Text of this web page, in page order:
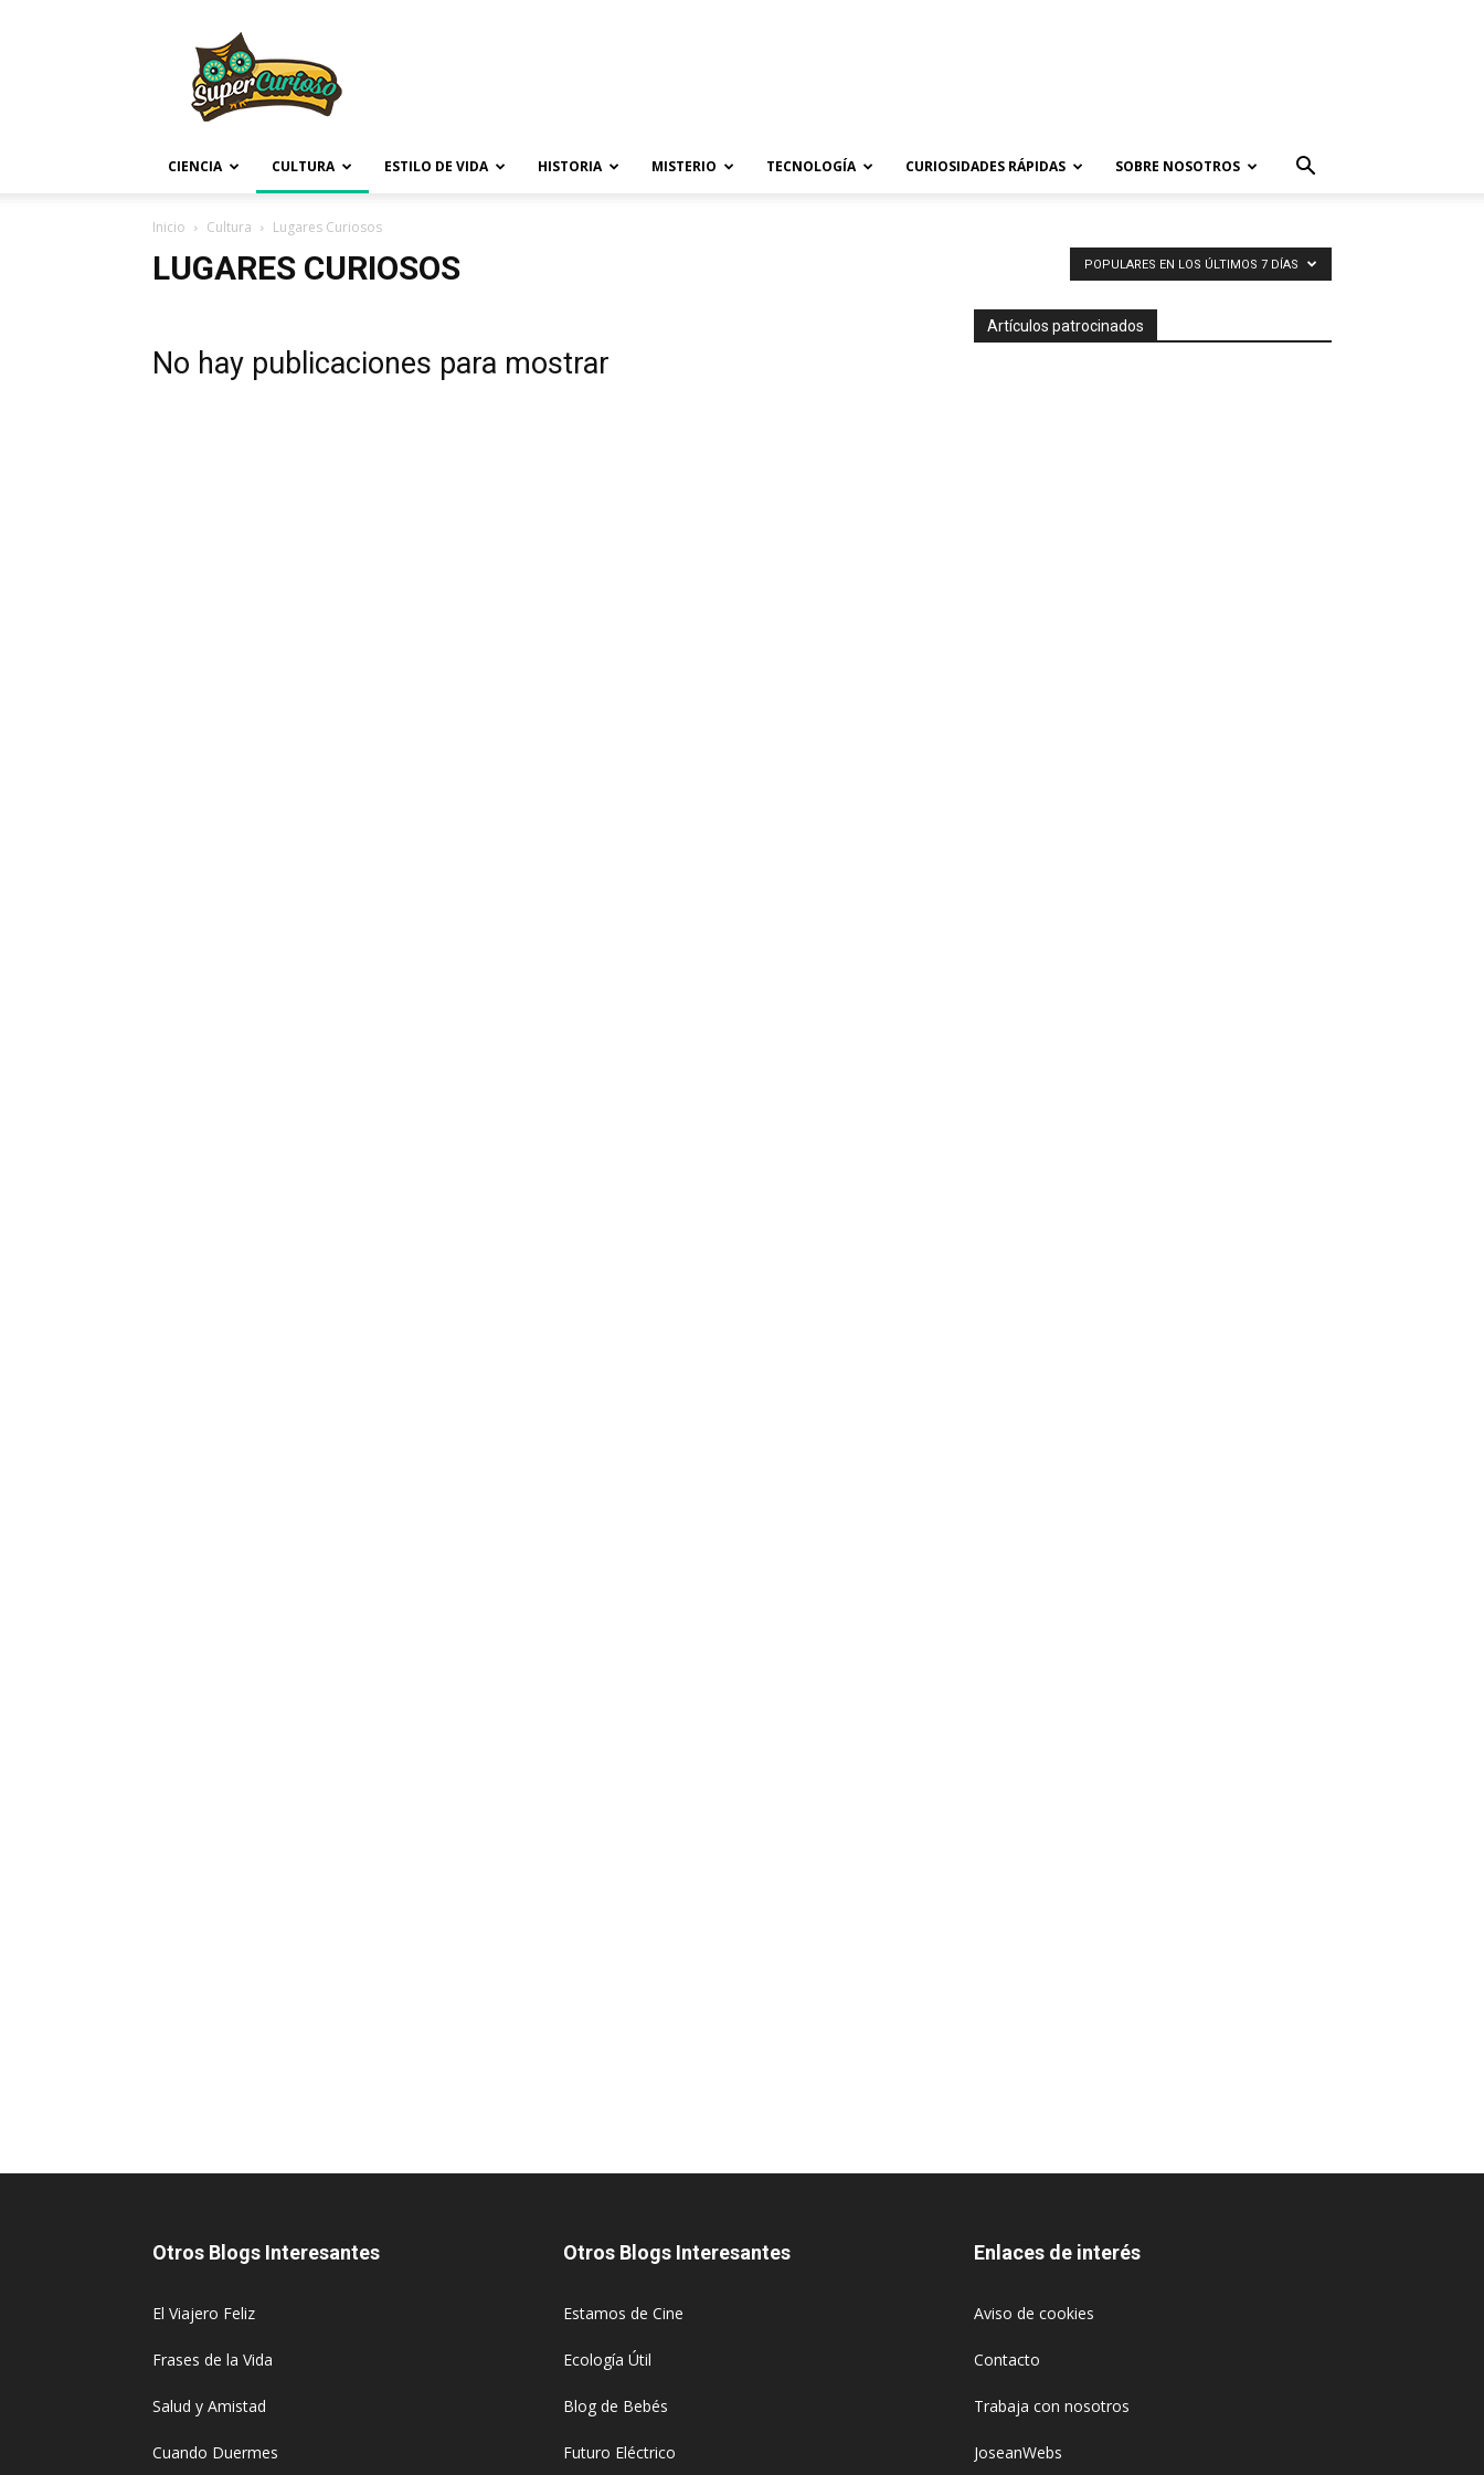
CIENCIA CULTURA ESTILO DE VIDA HISTORIA MISTERIO TECNOLOGÍA CURIOSIDADES RÁPIDAS SOBRE NOSOTROS
Inicio Cultura Lugares Curiosos
LUGARES CURIOSOS POPULARES EN LOS ÚLTIMOS 7 DÍAS
No hay publicaciones para mostrar
Artículos patrocinados
Otros Blogs Interesantes
El Viajero Feliz
Frases de la Vida
Salud y Amistad
Cuando Duermes
Otros Blogs Interesantes
Estamos de Cine
Ecología Útil
Blog de Bebés
Futuro Eléctrico
Enlaces de interés
Aviso de cookies
Contacto
Trabaja con nosotros
JoseanWebs